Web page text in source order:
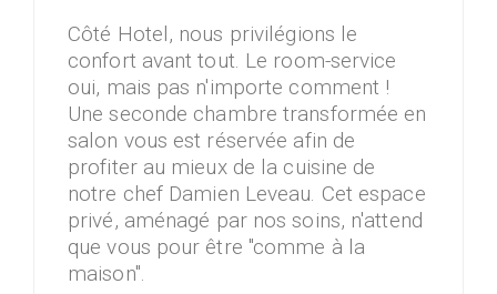
Côté Hotel, nous privilégions le
confort avant tout. Le room-service
oui, mais pas n'importe comment !
Une seconde chambre transformée en
salon vous est réservée afin de
profiter au mieux de la cuisine de
notre chef Damien Leveau. Cet espace
privé, aménagé par nos soins, n'attend
que vous pour être "comme à la
maison".